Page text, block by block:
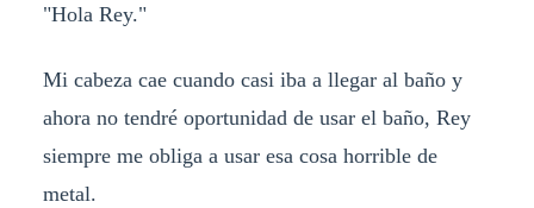
"Hola Rey."
Mi cabeza cae cuando casi iba a llegar al baño y
ahora no tendré oportunidad de usar el baño, Rey
siempre me obliga a usar esa cosa horrible de
metal.